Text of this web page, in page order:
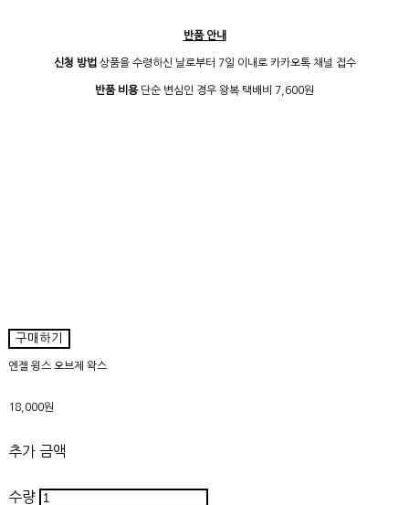
반품 안내
신청 방법 상품을 수령하신 날로부터 7일 이내로 카카오톡 채널 접수
반품 비용단순 변심인 경우 왕복 택배비 7,600원
구매하기
엔젤 윙스 오브제 왁스
18,000원
추가 금액
수량